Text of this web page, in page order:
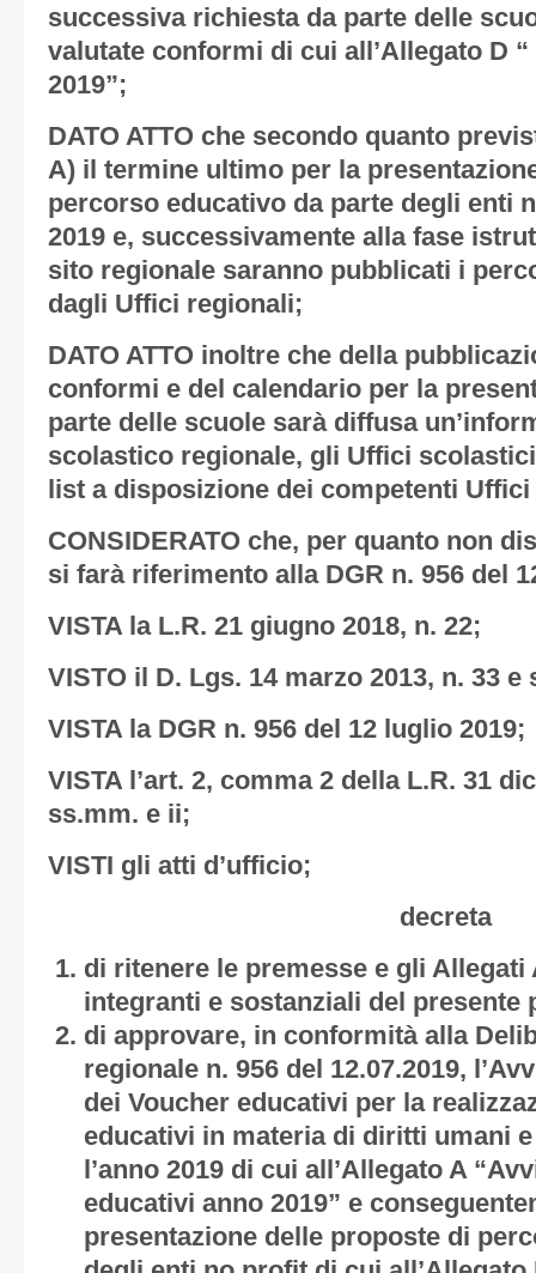
successiva richiesta da parte delle
valutate conformi di cui all’Allegato D
2019”;
DATO ATTO che secondo quanto
A) il termine ultimo per la
percorso educativo da parte degli enti
2019 e, successivamente alla fase
sito regionale saranno pubblicati i
dagli Uffici regionali;
DATO ATTO inoltre che della
conformi e del calendario per la
parte delle scuole sarà diffusa
scolastico regionale, gli Uffici
list a disposizione dei competenti
CONSIDERATO che, per quanto non
si farà riferimento alla DGR n. 956 del
VISTA la L.R. 21 giugno 2018, n. 22;
VISTO il D. Lgs. 14 marzo 2013, n. 33 e
VISTA la DGR n. 956 del 12 luglio 2019;
VISTA l’art. 2, comma 2 della L.R. 31
ss.mm. e ii;
VISTI gli atti d’ufficio;
decreta
di ritenere le premesse e gli Allegati
integranti e sostanziali del presente
di approvare, in conformità alla
regionale n. 956 del 12.07.2019,
dei Voucher educativi per la
educativi in materia di diritti umani
l’anno 2019 di cui all’Allegato A
educativi anno 2019” e
presentazione delle proposte di